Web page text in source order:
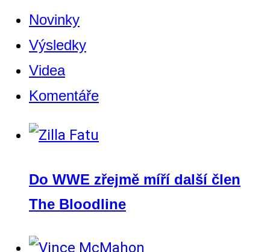
Novinky
Výsledky
Videa
Komentáře
Do WWE zřejmě míří další člen
The Bloodline